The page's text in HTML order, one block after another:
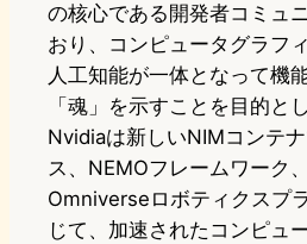
の核心である開発者コミュ
おり、コンピュータグラフ
人工知能が一体となって機
「魂」を示すことを目的と
Nvidiaは新しいNIMコンテ
ス、NEMOフレームワーク
Omniverseロボティクスプ
じて、加速されたコンピュ